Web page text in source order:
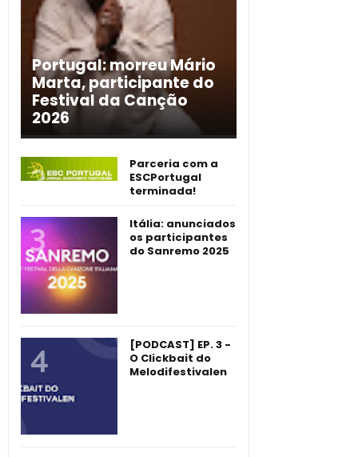
Portugal: morreu Mário
Marta, participante do
Festival da Canção
2026
Parceria com a
ESCPortugal
terminada!
Itália: anunciados
os participantes
do Sanremo 2025
[PODCAST] EP. 3 -
O Clickbait do
Melodifestivalen